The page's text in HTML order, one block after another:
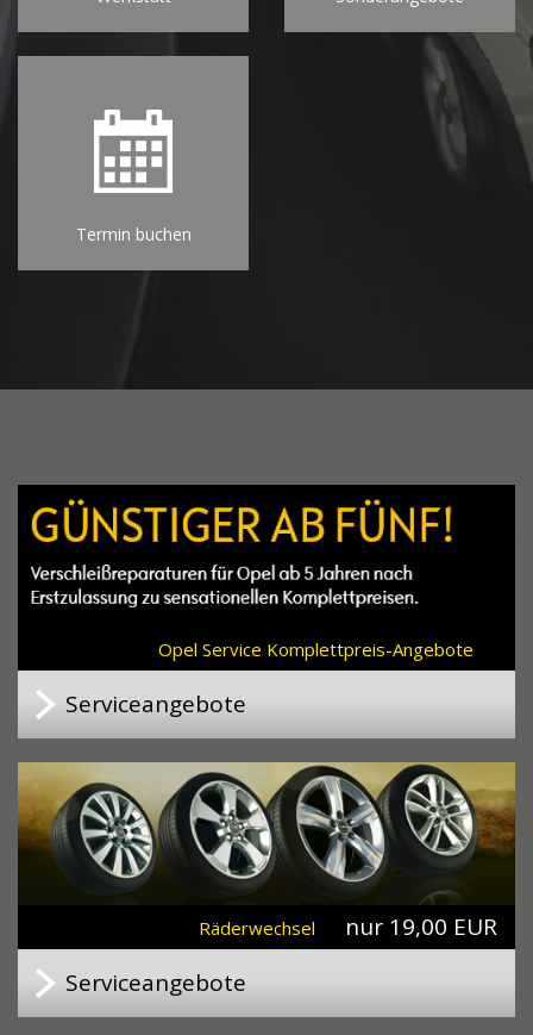
Termin buchen
Opel Service Komplettpreis-Angebote
Serviceangebote
Räderwechsel
nur 19,00 EUR
Serviceangebote